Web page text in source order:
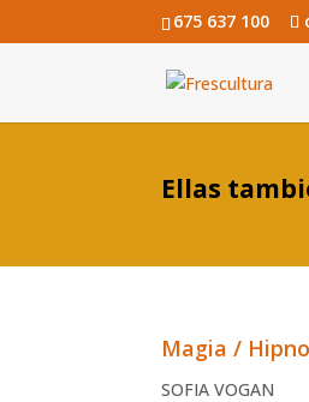
675 637 100
Ellas
Magia /
SOFIA VOGAN